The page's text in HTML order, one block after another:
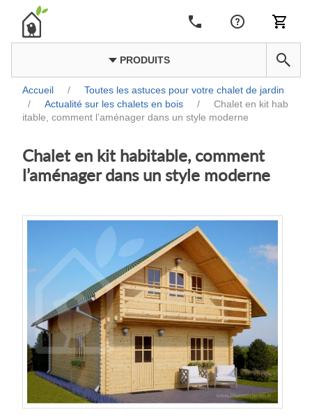
PRODUITS
Accueil /
Toutes les astuces pour votre chalet de jardin
/
Actualité sur les chalets en bois /
Chalet en kit hab
itable, comment l’aménager dans un style moderne
Chalet en kit habitable, comment
l’aménager dans un style moderne